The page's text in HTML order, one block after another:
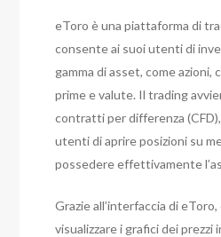
eToro è una piattaforma di
consente ai suoi utenti di
gamma di asset, come
prime e valute. Il trading
contratti per differenza
utenti di aprire posizioni su
possedere effettivamente
Grazie all’interfaccia di
visualizzare i grafici dei prezzi